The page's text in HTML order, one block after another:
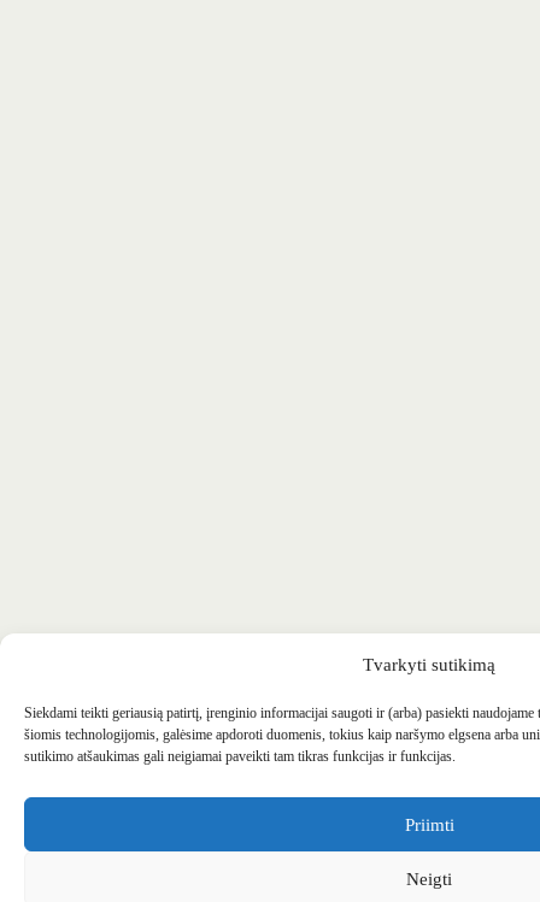
Tvarkyti sutikimą
Siekdami teikti geriausią patirtį, įrenginio informacijai saugoti ir (arba) pasiekti
šiomis technologijomis, galėsime apdoroti duomenis, tokius kaip naršymo elgsena arba
sutikimo atšaukimas gali neigiamai paveikti tam tikras funkcijas ir funkcijas.
Priimti
Neigti